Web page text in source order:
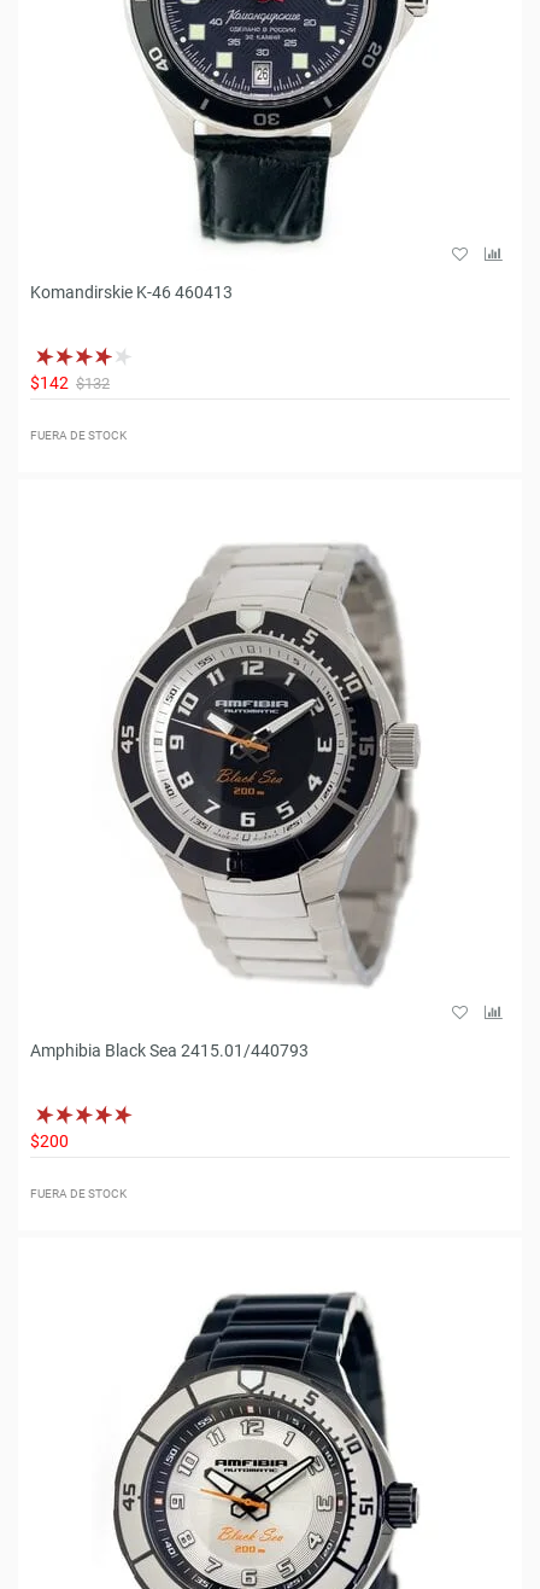
Komandirskie K-46 460413
$142 $132
FUERA DE STOCK
Amphibia Black Sea 2415.01/440793
$200
FUERA DE STOCK